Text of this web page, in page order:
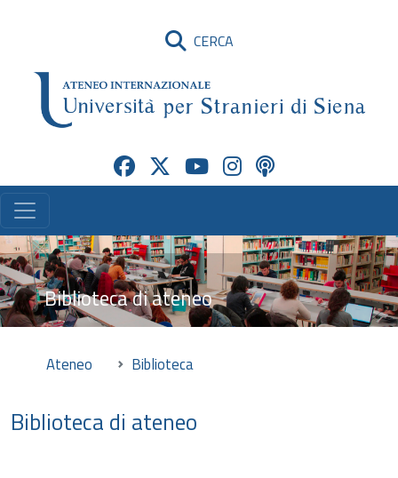
CERCA
Biblioteca di ateneo
Ateneo Biblioteca
Biblioteca di ateneo